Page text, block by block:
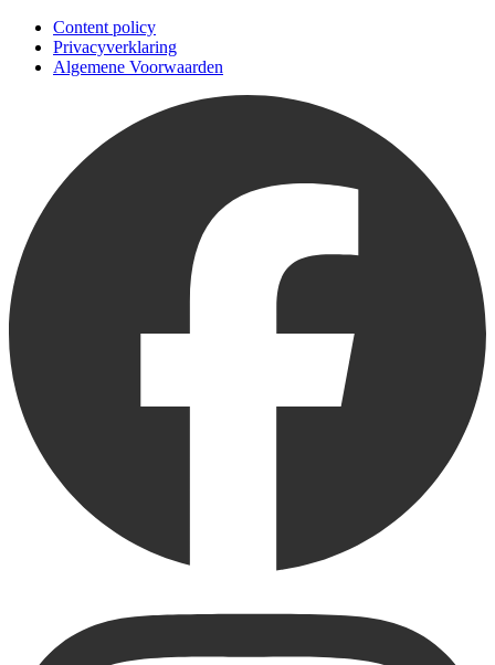
Content policy
Privacyverklaring
Algemene Voorwaarden